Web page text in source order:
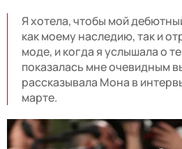
Я хотела, чтобы мой
как моему наследию, так и
моде, и когда я услышала о
показалась мне очевидным
рассказывала Мона в
марте.